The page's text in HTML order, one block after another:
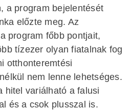
a program bejelentését
előzte meg. Az
program főbb pontjait,
tízezer olyan fiatalnak fog
otthonteremtési
nem lenne lehetséges.
hitel variálható a falusi
és a csok plusszal is.